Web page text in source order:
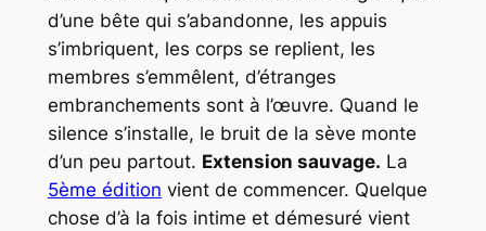
d’une bête qui s’abandonne, les appuis
s’imbriquent, les corps se replient, les
membres s’emmêlent, d’étranges
embranchements sont à l’œuvre. Quand le
silence s’installe, le bruit de la sève monte
d’un peu partout. Extension sauvage. La
5ème édition vient de commencer. Quelque
chose d’à la fois intime et démesuré vient